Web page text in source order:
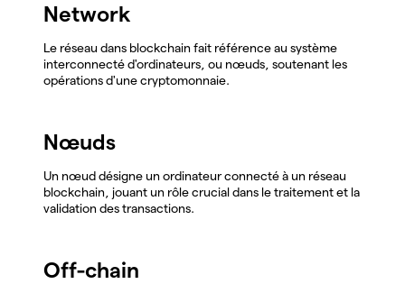
Network
Le réseau dans blockchain fait référence au système
interconnecté d'ordinateurs, ou nœuds, soutenant les
opérations d'une cryptomonnaie.
Nœuds
Un nœud désigne un ordinateur connecté à un réseau
blockchain, jouant un rôle crucial dans le traitement et la
validation des transactions.
Off-chain